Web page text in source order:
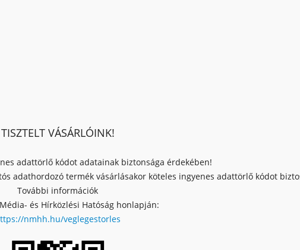
TISZTELT VÁSÁRLÓINK!
adattörlő kódot adatainak biztonsága érdekében!
adathordozó termék vásárlásakor köteles ingyenes adattörlő kódot
További információk
és Hírközlési Hatóság honlapján:
nmhh.hu/veglegestorles